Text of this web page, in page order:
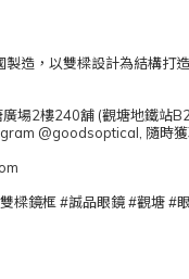
製造，以雙樑設計為結構
場2樓240舖 (觀塘地鐵站
@goodsoptical, 隨時
鏡框 #誠品眼鏡 #觀塘 #